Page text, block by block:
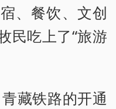
、餐饮、文创
民吃上了“旅游
藏铁路的开通